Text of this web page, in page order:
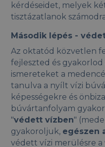
kérdéseidet, melyek
tisztázatlanok
Második lépés -
Az oktatód közvetlen
fejleszted és
ismereteket a
tanulva a nyílt vízi
képességekre és
búvártanfolyam
"védett vízben"
gyakoroljuk, egészen
védett vízi merülésre